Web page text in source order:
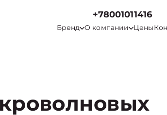
+78001011416
Бренд О компании Цены